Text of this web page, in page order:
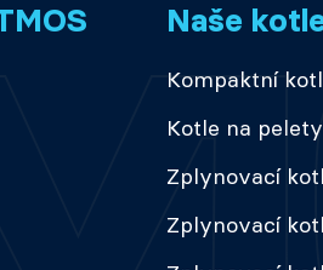
Naše
Kompaktní
Kotle na pelety
Zplynovací
Zplynovací